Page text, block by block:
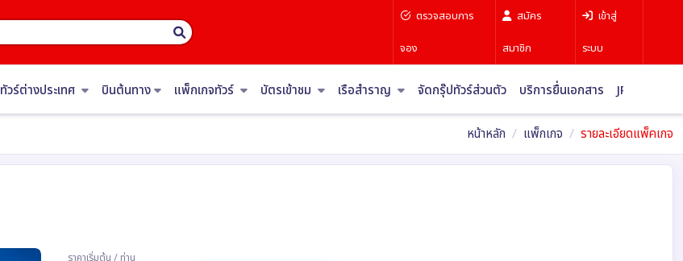
ตรวจสอบการ
จอง
สมัคร
สมาชิก
เข้าสู่
ระบบ
ทัวร์ต่างประเทศ บินต้นทาง แพ็กเกจทัวร์ บัตรเข้าชม เรือสำราญ จัดกรุ๊ปทัวร์ส่วนตัว บริการยื่นเอกสาร JR Pass
หน้าหลัก แพ็กเกจ รายละเอียดแพ็คเกจ
ราคาเริ่มต้น / ท่าน